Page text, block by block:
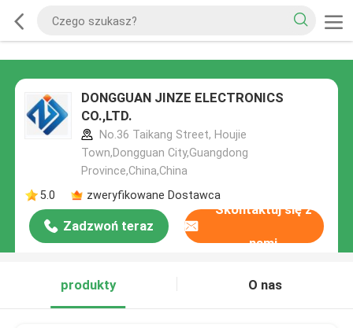
DONGGUAN JINZE ELECTRONICS
CO.,LTD.
No.36 Taikang Street, Houjie
Town,Dongguan City,Guangdong
Province,China,China
5.0
zweryfikowane Dostawca
Zadzwoń teraz
Skontaktuj się z
nami
produkty O nas